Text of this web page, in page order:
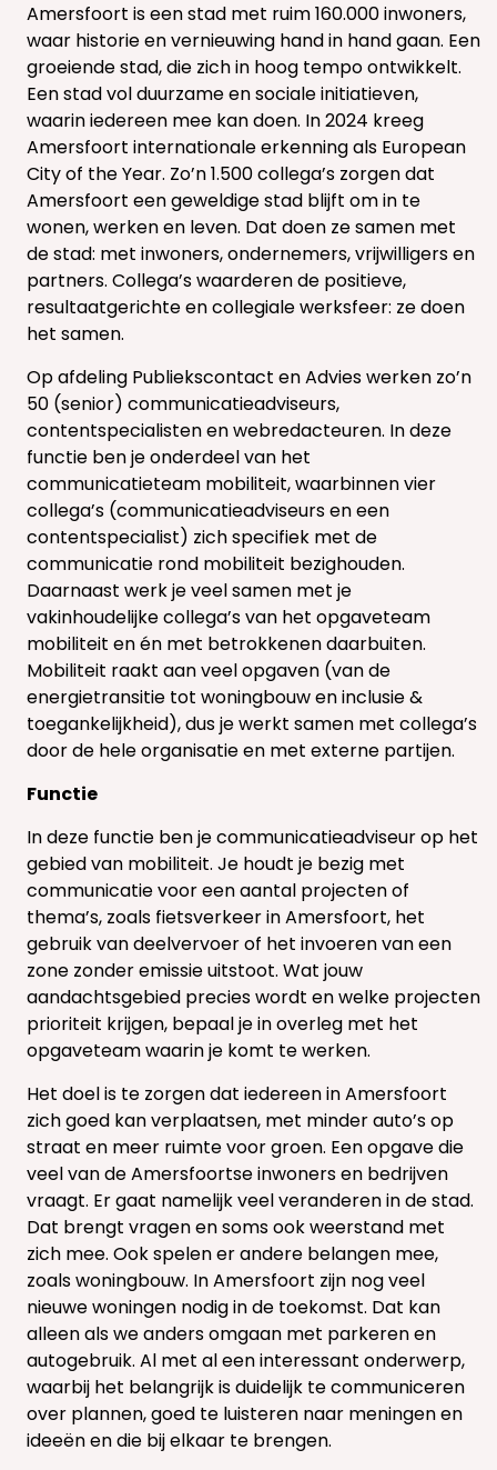
Amersfoort is een stad met ruim 160.000 inwoners,
waar historie en vernieuwing hand in hand gaan. Een
groeiende stad, die zich in hoog tempo ontwikkelt.
Een stad vol duurzame en sociale initiatieven,
waarin iedereen mee kan doen. In 2024 kreeg
Amersfoort internationale erkenning als European
City of the Year. Zo’n 1.500 collega’s zorgen dat
Amersfoort een geweldige stad blijft om in te
wonen, werken en leven. Dat doen ze samen met
de stad: met inwoners, ondernemers, vrijwilligers en
partners. Collega’s waarderen de positieve,
resultaatgerichte en collegiale werksfeer: ze doen
het samen.
Op afdeling Publiekscontact en Advies werken zo’n
50 (senior) communicatieadviseurs,
contentspecialisten en webredacteuren. In deze
functie ben je onderdeel van het
communicatieteam mobiliteit, waarbinnen vier
collega’s (communicatieadviseurs en een
contentspecialist) zich specifiek met de
communicatie rond mobiliteit bezighouden.
Daarnaast werk je veel samen met je
vakinhoudelijke collega’s van het opgaveteam
mobiliteit en én met betrokkenen daarbuiten.
Mobiliteit raakt aan veel opgaven (van de
energietransitie tot woningbouw en inclusie &
toegankelijkheid), dus je werkt samen met collega’s
door de hele organisatie en met externe partijen.
Functie
In deze functie ben je communicatieadviseur op het
gebied van mobiliteit. Je houdt je bezig met
communicatie voor een aantal projecten of
thema’s, zoals fietsverkeer in Amersfoort, het
gebruik van deelvervoer of het invoeren van een
zone zonder emissie uitstoot. Wat jouw
aandachtsgebied precies wordt en welke projecten
prioriteit krijgen, bepaal je in overleg met het
opgaveteam waarin je komt te werken.
Het doel is te zorgen dat iedereen in Amersfoort
zich goed kan verplaatsen, met minder auto’s op
straat en meer ruimte voor groen. Een opgave die
veel van de Amersfoortse inwoners en bedrijven
vraagt. Er gaat namelijk veel veranderen in de stad.
Dat brengt vragen en soms ook weerstand met
zich mee. Ook spelen er andere belangen mee,
zoals woningbouw. In Amersfoort zijn nog veel
nieuwe woningen nodig in de toekomst. Dat kan
alleen als we anders omgaan met parkeren en
autogebruik. Al met al een interessant onderwerp,
waarbij het belangrijk is duidelijk te communiceren
over plannen, goed te luisteren naar meningen en
ideeën en die bij elkaar te brengen.